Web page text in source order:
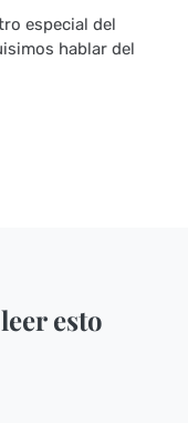
especial del
hablar del
esto